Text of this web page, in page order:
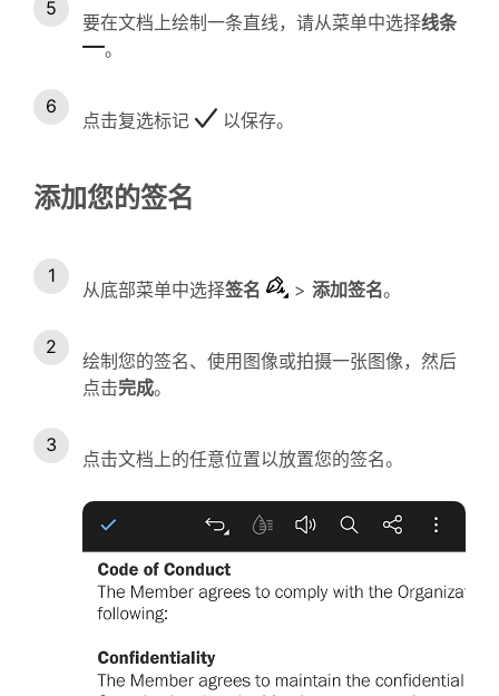
要在文档上绘制一条直线，请从菜单中选择线条
。
点击复选标记 以保存。
添加您的签名
从底部菜单中选择签名 > 添加签名。
绘制您的签名、使用图像或拍摄一张图像，然后
点击完成。
点击文档上的任意位置以放置您的签名。